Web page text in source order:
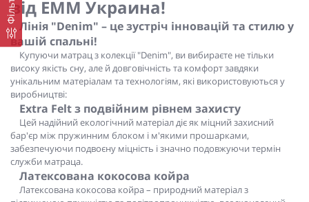
від ЕММ Украина!
Лінія "Denim" – це зустріч інновацій та стилю у
вашій спальні!
Купуючи матрац з колекції "Denim", ви вибираєте не тільки
високу якість сну, але й довговічність та комфорт завдяки
унікальним матеріалам та технологіям, які використовуються у
виробництві:
Extra Felt з подвійним рівнем захисту
Цей надійний екологічний матеріал діє як міцний захисний
бар'єр між пружинним блоком і м'якими прошарками,
забезпечуючи подвоєну міцність і значно подовжуючи термін
служби матраца.
Латексована кокосова койра
Латексована кокосова койра – природний матеріал з